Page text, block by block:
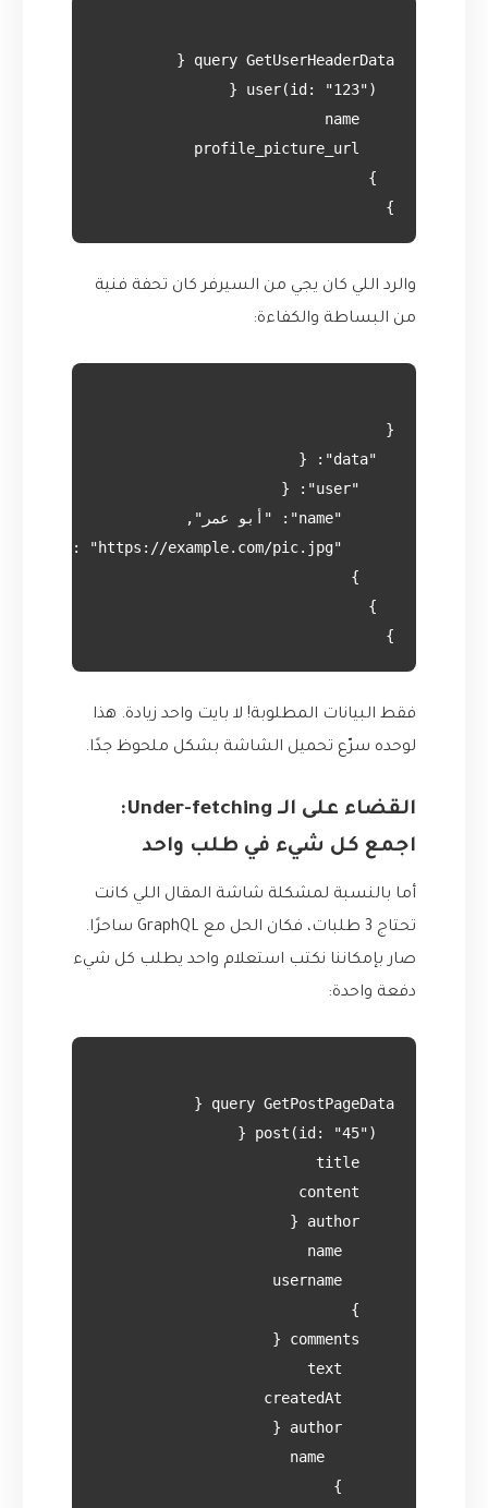
}
والرد اللي كان يجي من السيرفر كان تحفة فنية
من البساطة والكفاءة:
}
فقط البيانات المطلوبة! لا بايت واحد زيادة. هذا
لوحده سرّع تحميل الشاشة بشكل ملحوظ جدًا.
القضاء على الـ Under-fetching:
اجمع كل شيء في طلب واحد
أما بالنسبة لمشكلة شاشة المقال اللي كانت
تحتاج 3 طلبات، فكان الحل مع GraphQL ساحرًا.
صار بإمكاننا نكتب استعلام واحد يطلب كل شيء
دفعة واحدة: